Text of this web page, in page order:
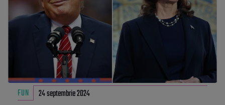
FUN 24 septembrie 2024